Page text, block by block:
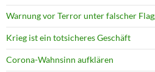
Warnung vor Terror unter falscher
Krieg ist ein totsicheres Geschäft
Corona-Wahnsinn aufklären